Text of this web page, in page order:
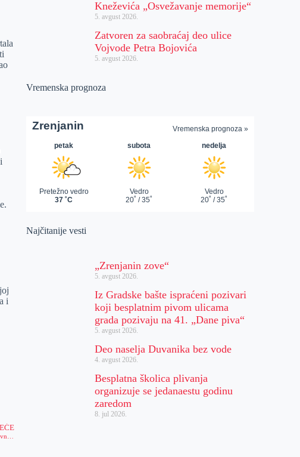
i
Kneževića „Osvežavanje memorije“
5. avgust 2026.
Zatvoren za saobraćaj deo ulice
Vojvode Petra Bojovića
5. avgust 2026.
Vremenska prognoza
Najčitanije vesti
„Zrenjanin zove“
5. avgust 2026.
Iz Gradske bašte ispraćeni pozivari
koji besplatnim pivom ulicama
grada pozivaju na 41. „Dane piva“
5. avgust 2026.
Deo naselja Duvanika bez vode
4. avgust 2026.
Besplatna školica plivanja
organizuje se jedanaestu godinu
zaredom
8. jul 2026.